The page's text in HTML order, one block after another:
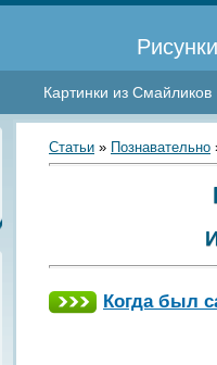
Картинки из Смайликов
Статьи » Познавательно
Когда был